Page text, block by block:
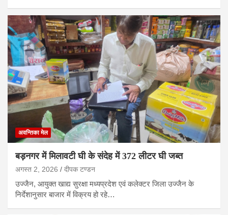
अवन्तिका मेल
बड़नगर में मिलावटी घी के संदेह में 372 लीटर घी जब्त
अगस्त 2, 2026 दीपक टण्‍डन
उज्जैन, आयुक्त खाद्य सुरक्षा मध्यप्रदेश एवं कलेक्टर जिला उज्जैन के
निर्देशानुसार बाजार में विक्रय हो रहे…